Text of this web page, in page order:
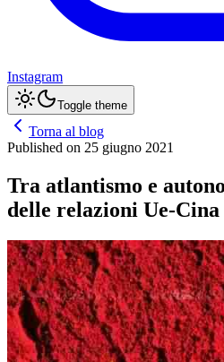
Instagram
Toggle theme
Torna al blog
Published on 25 giugno 2021
Tra atlantismo e
delle relazioni Ue-Cina